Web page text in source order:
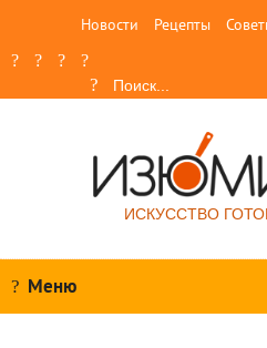
Новости Рецепты
ИСКУССТВО
Меню